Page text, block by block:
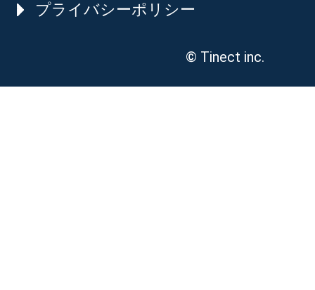
プライバシーポリシー
© Tinect inc.